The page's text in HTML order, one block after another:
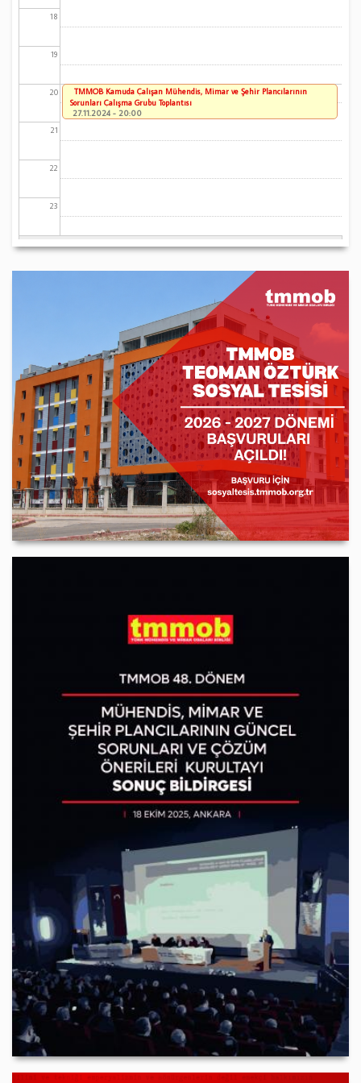
18
19
20
21
22
23
TMMOB Kamuda Çalışan Mühendis, Mimar ve Şehir Plancılarının
Sorunları Çalışma Grubu Toplantısı
27.11.2024 - 20:00